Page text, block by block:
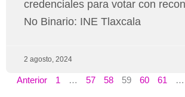
credenciales para votar con
No Binario: INE Tlaxcala
2 agosto, 2024
Anterior 1 … 57 58 59 60 61 …